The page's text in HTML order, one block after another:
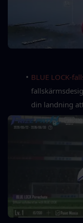
BLUE LOCK-
din landning